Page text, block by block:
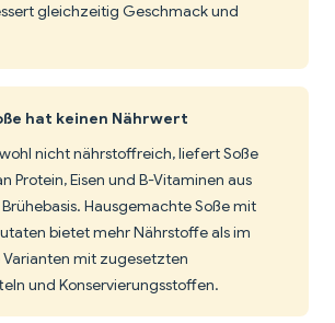
gleichzeitig Geschmack und
hat keinen Nährwert
nicht nährstoffreich, liefert Soße
Protein, Eisen und B-Vitaminen aus
Hausgemachte Soße mit
bietet mehr Nährstoffe als im
mit zugesetzten
und Konservierungsstoffen.